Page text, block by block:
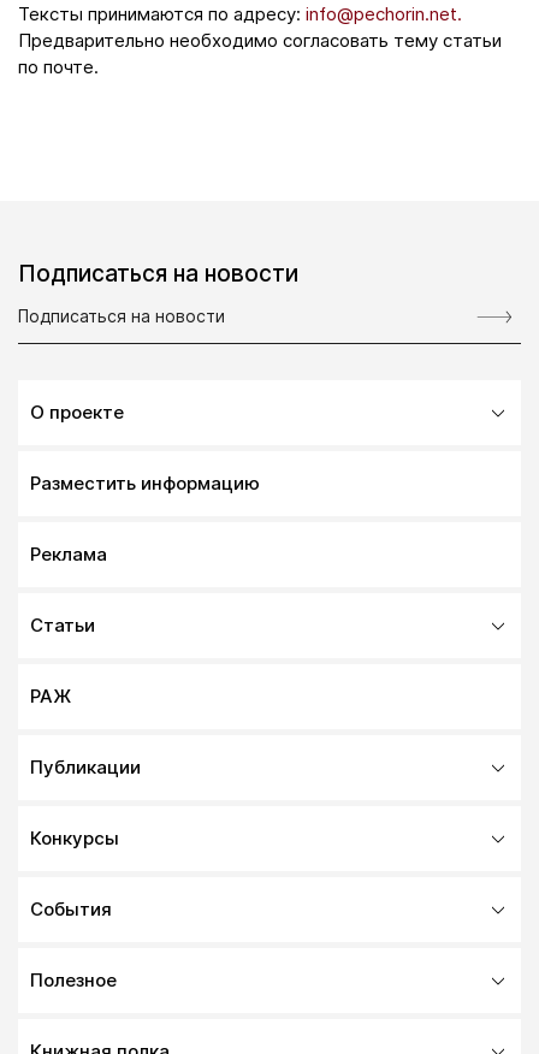
Тексты принимаются по адресу: info@pechorin.net.
Предварительно необходимо согласовать тему статьи
по почте.
Подписаться на новости
О проекте
Разместить информацию
Реклама
Статьи
РАЖ
Публикации
Конкурсы
События
Полезное